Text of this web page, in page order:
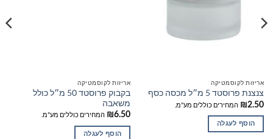
אריזות לקוסמטיקה
צנצנת פרוסטד 5 מ״ל מכסה כסף
₪2.50 המחירים כוללים מע"מ.
הוסף לעגלה
אריזות לקוסמטיקה
בקבוק פרוסטד 50 מ״ל כולל
משאבה
₪6.50 המחירים כוללים מע"מ.
הוסף לעגלה